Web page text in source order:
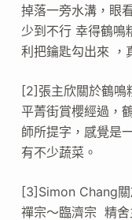
掉落一旁水溝，眼
少到不行 幸得鶴鳴
利把鑰匙勾出來 ，
[2]張主欣關於鶴鳴
平菁街賞櫻經過，
師所提字，感覺是
有不少蔬菜。
[3]Simon Chang關
禪宗～臨濟宗 精舍